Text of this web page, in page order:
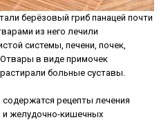
берёзовый гриб панацей почти
из него лечили
системы, печени, почек,
в виде примочек
больные суставы.
содержатся рецепты лечения
и желудочно-кишечных